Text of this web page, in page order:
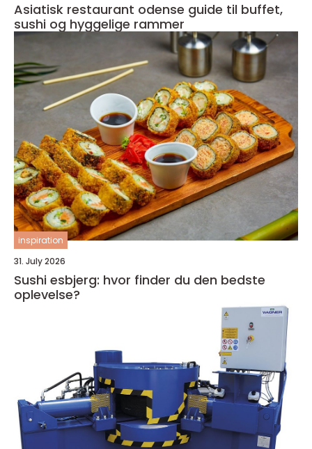
Asiatisk restaurant odense guide til buffet,
sushi og hyggelige rammer
inspiration
31. July 2026
Sushi esbjerg: hvor finder du den bedste
oplevelse?